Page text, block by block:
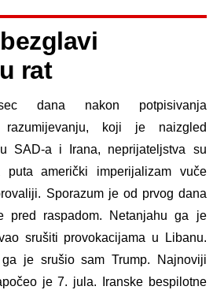
rat
dana nakon potpisivanja
razumijevanju, koji je naizgled
SAD-a i Irana, neprijateljstva su
puta američki imperijalizam vuče
Sporazum je od prvog dana
pred raspadom. Netanjahu ga je
srušiti provokacijama u Libanu.
je srušio sam Trump. Najnoviji
je 7. jula. Iranske bespilotne